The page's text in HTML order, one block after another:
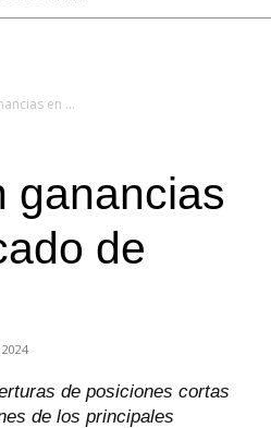
Cierre con ganancias en el Mercado de Chicago
ganancias
de
de posiciones cortas
de los principales